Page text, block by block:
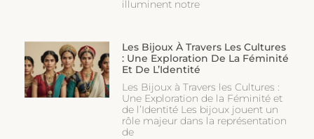
illuminent notre
Les Bijoux À Travers Les Cultures
: Une Exploration De La Féminité
Et De L’Identité
Les Bijoux à Travers les Cultures :
Une Exploration de la Féminité et
de l’Identité Les bijoux jouent un
rôle majeur dans la représentation
de